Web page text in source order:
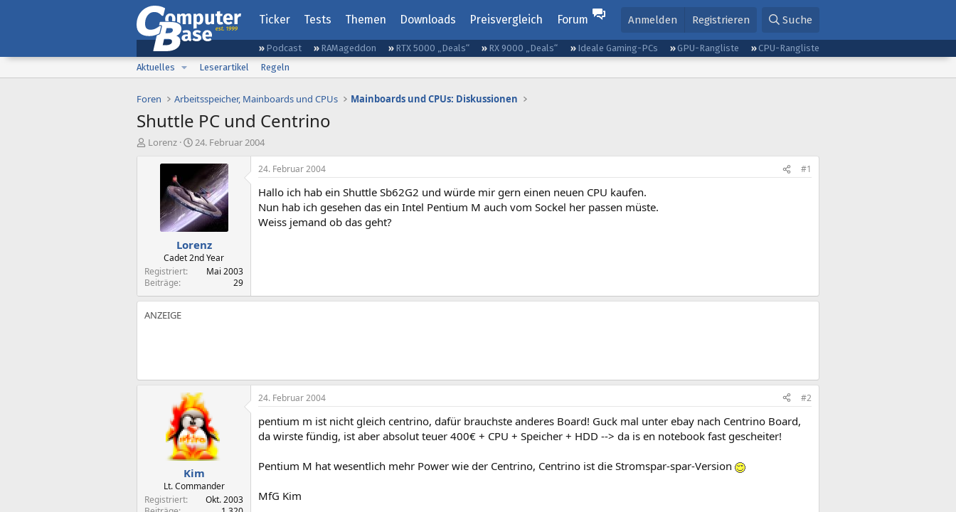
Ticker Tests Themen Downloads Preisvergleich Forum Anmelden Registrieren Suche
Podcast RAMageddon RTX 5000 „Deals“ RX 9000 „Deals“ Ideale Gaming-PCs GPU-Rangliste
CPU-Rangliste
Aktuelles
Leserartikel Regeln
Foren Arbeitsspeicher, Mainboards und CPUs Mainboards und CPUs: Diskussionen
Shuttle PC und Centrino
ELorenz
E
s
t
e
l
l
t
a
m
24. Februar 2004
Lorenz
Cadet 2nd Year
Registriert
Mai 2003
Beiträge
29
24. Februar 2004 #1
Hallo ich hab ein Shuttle Sb62G2 und würde mir gern einen neuen CPU kaufen.
Nun hab ich gesehen das ein Intel Pentium M auch vom Sockel her passen müste.
Weiss jemand ob das geht?
Kim
Lt. Commander
Registriert
Okt. 2003
24. Februar 2004 #2
pentium m ist nicht gleich centrino, dafür brauchste anderes Board! Guck mal unter ebay nach Centrino Board,
da wirste fündig, ist aber absolut teuer 400€ + CPU + Speicher + HDD --> da is en notebook fast gescheiter!
Pentium M hat wesentlich mehr Power wie der Centrino, Centrino ist die Stromspar-spar-Version
MfG Kim